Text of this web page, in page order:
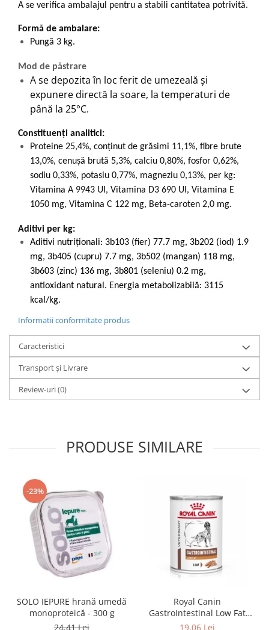
A se verifica ambalajul pentru a stabili cantitatea potrivită.
Formă de ambalare:
Pungă 3 kg.
Mod de păstrare
A se depozita în loc ferit de umezeală și
expunere directă la soare, la temperaturi de
până la 25°C.
Constituenți analitici:
Proteine 25,4%, conţinut de grăsimi 11,1%, fibre brute
13,0%, cenuşă brută 5,3%, calciu 0,80%, fosfor 0,62%,
sodiu 0,33%, potasiu 0,77%, magneziu 0,13%, per kg:
Vitamina A 9943 UI, Vitamina D3 690 UI, Vitamina E
1050 mg, Vitamina C 122 mg, Beta-caroten 2,0 mg.
Aditivi per kg:
Aditivi nutriţionali: 3b103 (fier) 77.7 mg, 3b202 (iod) 1.9
mg, 3b405 (cupru) 7.7 mg, 3b502 (mangan) 118 mg,
3b603 (zinc) 136 mg, 3b801 (seleniu) 0.2 mg,
antioxidant natural. Energia metabolizabilă: 3115
kcal/kg.
Informatii conformitate produs
Caracteristici
Transport și Livrare
Review-uri(0)
PRODUSE SIMILARE
-23%
SOLO IEPURE hrană umedă
monoproteică - 300 g
24,41 Lei
Royal Canin
GastroIntestinal Low Fat
Dog– 420 g
19,06 Lei